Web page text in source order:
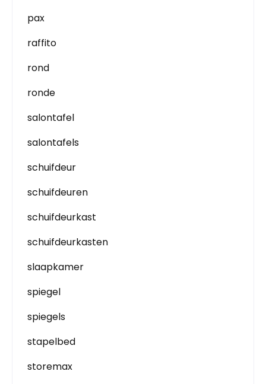
pax
raffito
rond
ronde
salontafel
salontafels
schuifdeur
schuifdeuren
schuifdeurkast
schuifdeurkasten
slaapkamer
spiegel
spiegels
stapelbed
storemax